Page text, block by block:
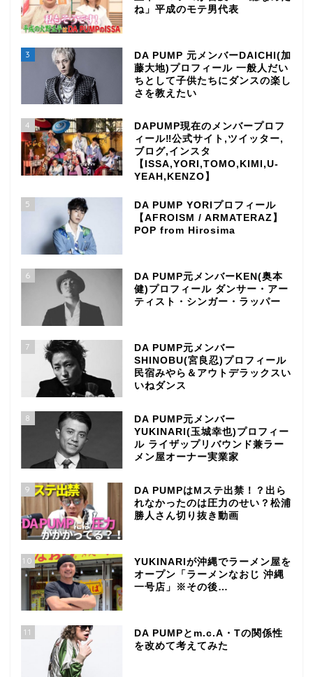
ね」平成のモテ男代表
3
DA PUMP 元メンバーDAICHI(加
藤大地)プロフィール 一般人だい
ちとして子供たちにダンスの楽し
さを教えたい
4
DAPUMP現在のメンバープロフ
ィール‼公式サイト,ツイッター,
ブログ,インスタ
【ISSA,YORI,TOMO,KIMI,U-
YEAH,KENZO】
5
DA PUMP YORIプロフィール
【AFROISM / ARMATERAZ】
POP from Hirosima
6
DA PUMP元メンバーKEN(奥本
健)プロフィール ダンサー・アー
ティスト・シンガー・ラッパー
7
DA PUMP元メンバー
SHINOBU(宮良忍)プロフィール
民宿みやら＆アウトデラックスい
いねダンス
8
DA PUMP元メンバー
YUKINARI(玉城幸也)プロフィー
ル ライザップリバウンド兼ラー
メン屋オーナー実業家
9
DA PUMPはMステ出禁！？出ら
れなかったのは圧力のせい？松浦
勝人さん切り抜き動画
10
YUKINARIが沖縄でラーメン屋を
オープン「ラーメンなおじ 沖縄
一号店」※その後…
11
DA PUMPとm.c.A・Tの関係性
を改めて考えてみた